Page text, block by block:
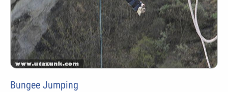
Bungee Jumping